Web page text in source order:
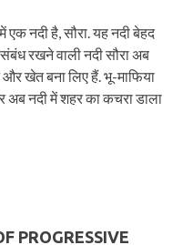
एक नदी है, सौरा. यह नदी बेहद
रखने वाली नदी सौरा अब
खेत बना लिए हैं. भू-माफिया
नदी में शहर का कचरा डाला
PROGRESSIVE